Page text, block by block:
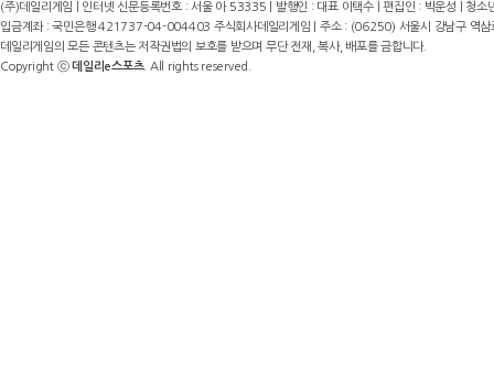
(주)데일리게임 | 인터넷 신문등록번호 : 서울 아 53335 | 발행인 : 대표 이택수 | 편집인 : 박운성 |
입금계좌 : 국민은행 421737-04-004403 주식회사데일리게임 | 주소 : (06250) 서울시 강남구
데일리게임의 모든 콘텐츠는 저작권법의 보호를 받으며 무단 전재, 복사, 배포를 금합니다.
Copyright ⓒ데일리e스포츠. All rights reserved.